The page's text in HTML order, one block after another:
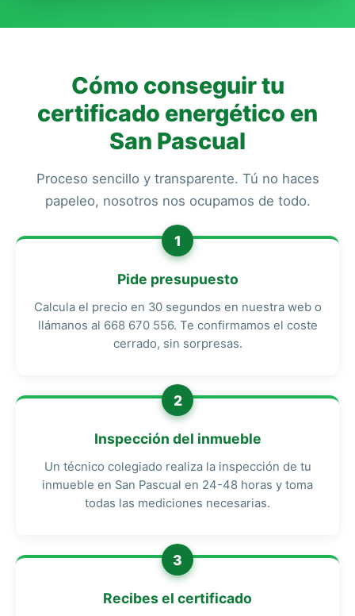
Cómo conseguir tu
certificado energético en
San Pascual
Proceso sencillo y transparente. Tú no haces
papeleo, nosotros nos ocupamos de todo.
1
Pide presupuesto
Calcula el precio en 30 segundos en nuestra web o
llámanos al 668 670 556. Te confirmamos el coste
cerrado, sin sorpresas.
2
Inspección del inmueble
Un técnico colegiado realiza la inspección de tu
inmueble en San Pascual en 24-48 horas y toma
todas las mediciones necesarias.
3
Recibes el certificado